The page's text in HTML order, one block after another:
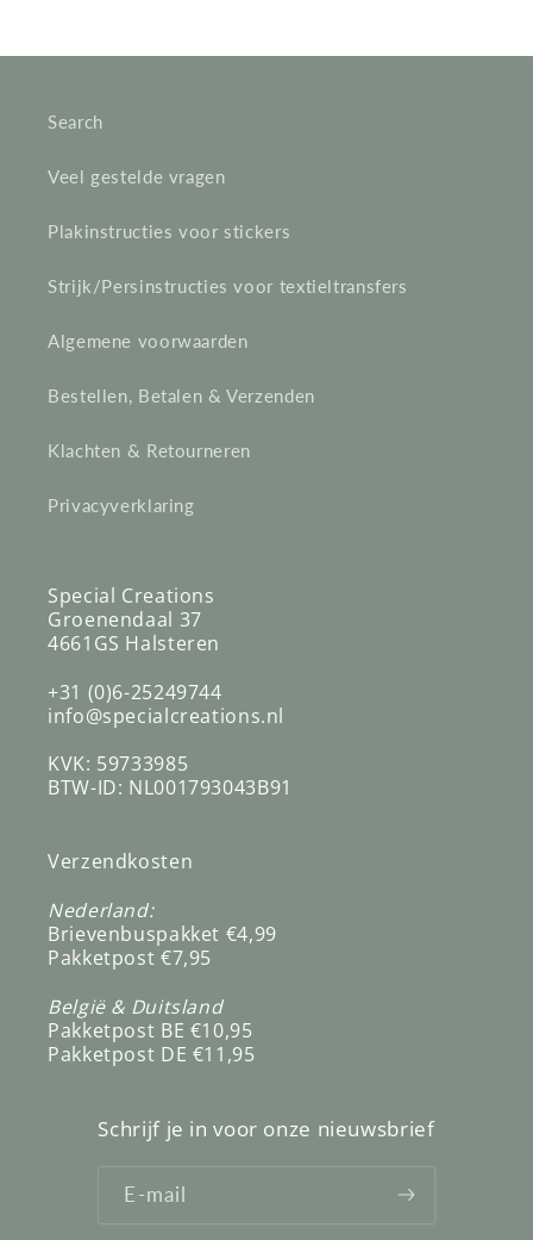
Search
Veel gestelde vragen
Plakinstructies voor stickers
Strijk/Persinstructies voor textieltransfers
Algemene voorwaarden
Bestellen, Betalen & Verzenden
Klachten & Retourneren
Privacyverklaring
Special Creations
Groenendaal 37
4661GS Halsteren
+31 (0)6-25249744
info@specialcreations.nl
KVK: 59733985
BTW-ID: NL001793043B91
Verzendkosten
Nederland:
Brievenbuspakket €4,99
Pakketpost €7,95
België & Duitsland
Pakketpost BE €10,95
Pakketpost DE €11,95
Schrijf je in voor onze nieuwsbrief
E‑mail